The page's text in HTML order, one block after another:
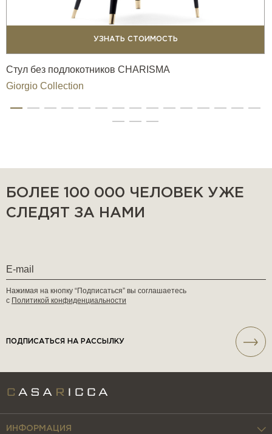
УЗНАТЬ СТОИМОСТЬ
Стул без подлокотников CHARISMA
Giorgio Collection
БОЛЕЕ 100 000 ЧЕЛОВЕК УЖЕ
СЛЕДЯТ ЗА НАМИ
Нажимая на кнопку “Подписаться” вы соглашаетесь
с Политикой конфиденциальности
ПОДПИСАТЬСЯ НА РАССЫЛКУ
ИНФОРМАЦИЯ